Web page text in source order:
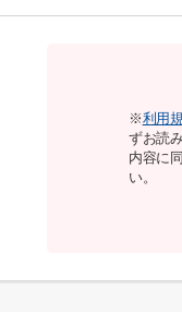
※利用
ずお読
内容に
い。